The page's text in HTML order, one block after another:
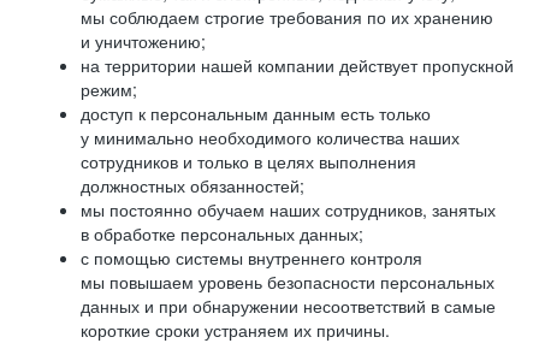
мы соблюдаем строгие требования по их хранению
и уничтожению;
на территории нашей компании действует пропускной
режим;
доступ к персональным данным есть только
у минимально необходимого количества наших
сотрудников и только в целях выполнения
должностных обязанностей;
мы постоянно обучаем наших сотрудников, занятых
в обработке персональных данных;
с помощью системы внутреннего контроля
мы повышаем уровень безопасности персональных
данных и при обнаружении несоответствий в самые
короткие сроки устраняем их причины.